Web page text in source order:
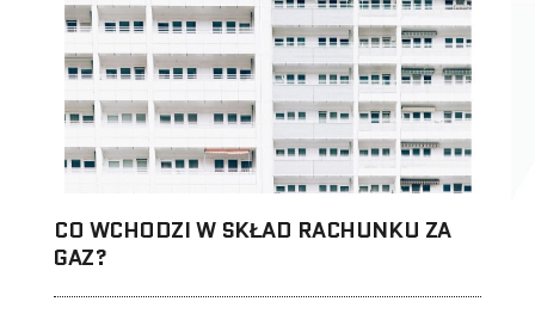
CO WCHODZI W SKŁAD RACHUNKU ZA
GAZ?